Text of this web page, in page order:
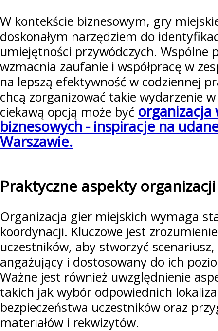
W kontekście biznesowym, gry
doskonałym narzędziem do
umiejętności przywódczych. Wspólne
wzmacnia zaufanie i współpracę w
na lepszą efektywność w codziennej
chcą zorganizować takie wydarzenie
ciekawą opcją może być organizacja
biznesowych - inspiracje na
Warszawie.
Praktyczne aspekty
Organizacja gier miejskich wymaga
koordynacji. Kluczowe jest
uczestników, aby stworzyć
angażujący i dostosowany do ich
Ważne jest również uwzględnienie
takich jak wybór odpowiednich
bezpieczeństwa uczestników oraz
materiałów i rekwizytów.